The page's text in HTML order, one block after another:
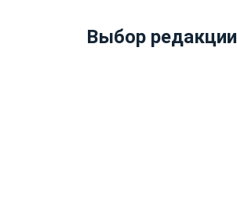
Выбор редакции